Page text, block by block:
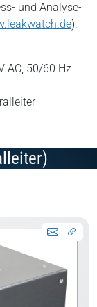
und Analyse-
).
AC, 50/60 Hz